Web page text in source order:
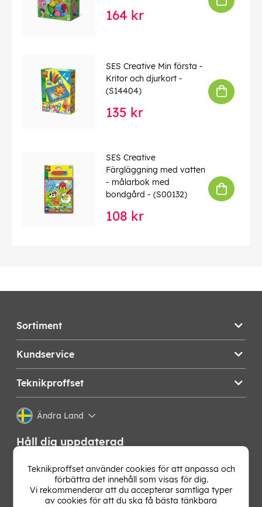
164 kr
SES Creative Min första -
Kritor och djurkort -
(S14404)
135 kr
SES Creative
Färgläggning med vatten
- målarbok med
bondgård - (S00132)
108 kr
Sortiment
Kundservice
Teknikproffset
Ändra Land
Håll dig uppdaterad
Få de senaste nyheterna, hetaste erbjudandena och
bästa tipsen från oss direkt i din mejlkorg. Signa upp på
vårt nyhetsbrev!
Teknikproffset använder cookies för att anpassa och
förbättra det innehåll som visas för dig.
Vi rekommenderar att du accepterar samtliga typer
av cookies för att du ska få bästa tänkbara